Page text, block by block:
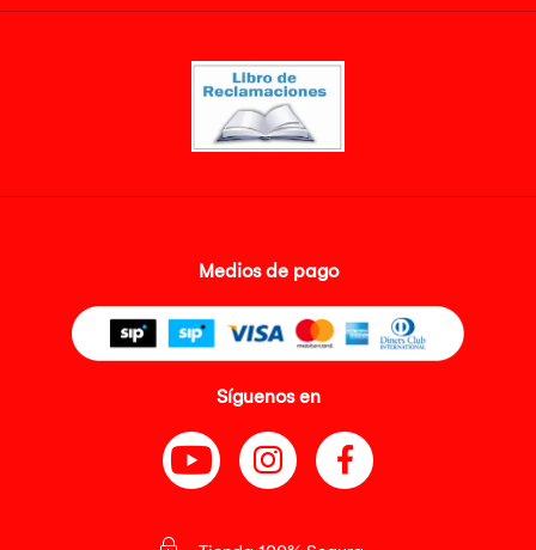
Medios de pago
Síguenos en